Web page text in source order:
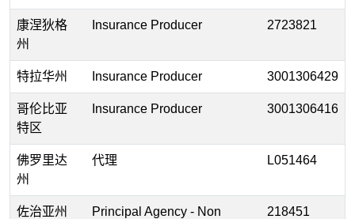
康涅狄格
州
Insurance Producer 2723821
特拉华州 Insurance Producer 3001306429
哥伦比亚
特区
Insurance Producer 3001306416
佛罗里达
州
代理 L051464
佐治亚州
Principal Agency - Non
218451